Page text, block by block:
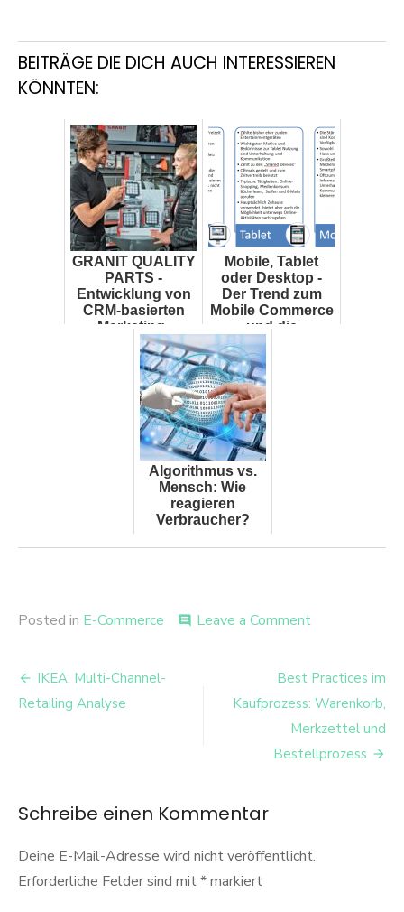
BEITRÄGE DIE DICH AUCH INTERESSIEREN
KÖNNTEN:
GRANIT QUALITY
PARTS -
Entwicklung von
CRM-basierten
Marketing-
Automation-Use-
Cases durch
strukturie...
Mobile, Tablet
oder Desktop -
Der Trend zum
Mobile Commerce
und die
Herausforderungen
im Online Mark...
Algorithmus vs.
Mensch: Wie
reagieren
Verbraucher?
Posted in E-Commerce comment Leave a Commenton
von
Commerce
Plattformen
Beitrags-
Navigation
IKEA: Multi-Channel-
Retailing Analyse
Best Practices im
Kaufprozess: Warenkorb,
Merkzettel und
Bestellprozess
Schreibe einen Kommentar
Deine E-Mail-Adresse wird nicht veröffentlicht.
Erforderliche Felder sind mit*markiert